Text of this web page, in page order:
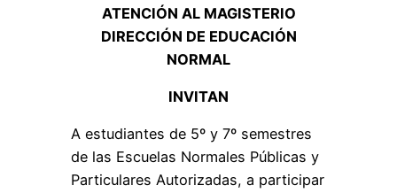
ATENCIÓN AL MAGISTERIO
DIRECCIÓN DE EDUCACIÓN
NORMAL
INVITAN
A estudiantes de 5º y 7º semestres
de las Escuelas Normales Públicas y
Particulares Autorizadas, a participar